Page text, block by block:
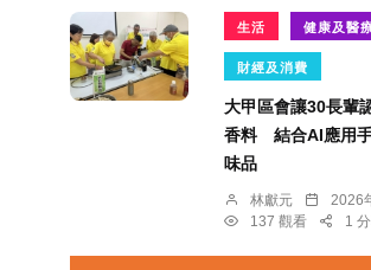
生活 健康及醫
財經及消費
大甲區會讓30長輩
香料 結合AI應用
味品
林獻元
2026
137 觀看
1